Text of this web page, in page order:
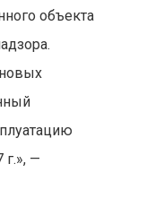
объекта
г.», —